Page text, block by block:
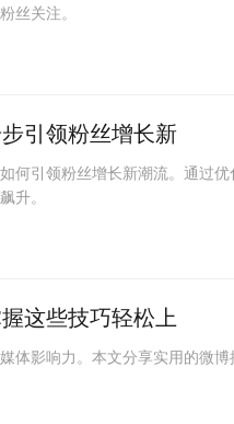
丝关注。
引领粉丝增长新
何引领粉丝增长新潮流。通过
升。
这些技巧轻松上
体影响力。本文分享实用的微